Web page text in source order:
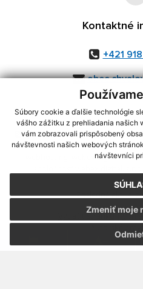
Súbory cookie a ďalšie technológie
vášho zážitku z prehliadania našich
vám zobrazovali prispôsobený
návštevnosti našich webových
návštevníci
Zmeniť moje
Kontaktné
+421
využite možnosť získavania
CMS systém (redakčný) systém
webex.digital, s.r.o.,
Posledná
Vytlačiť stránku|